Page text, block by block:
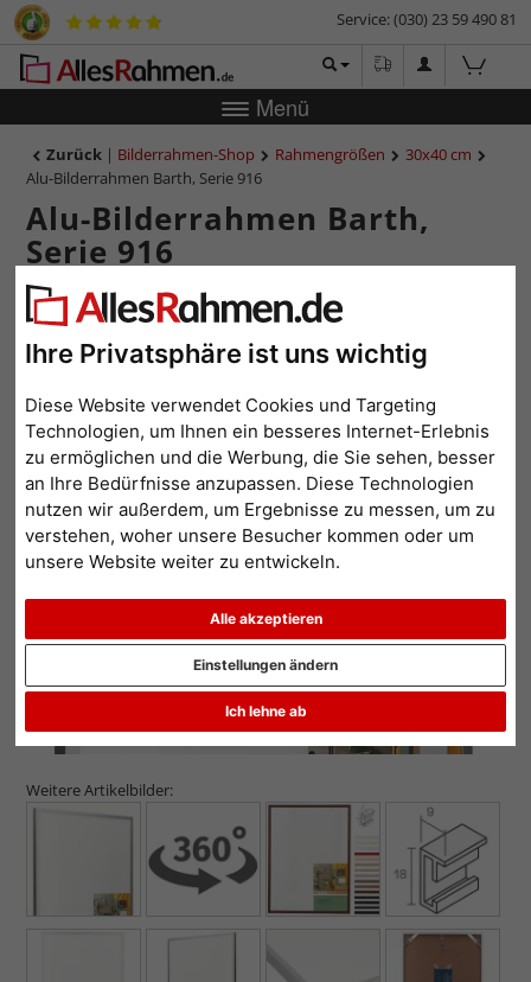
Ihre Privatsphäre ist uns wichtig
Diese Website verwendet Cookies und Targeting
Technologien, um Ihnen ein besseres Internet-Erlebnis
zu ermöglichen und die Werbung, die Sie sehen, besser
an Ihre Bedürfnisse anzupassen. Diese Technologien
nutzen wir außerdem, um Ergebnisse zu messen, um zu
verstehen, woher unsere Besucher kommen oder um
unsere Website weiter zu entwickeln.
Alle akzeptieren
Ich lehne ab
Einstellungen ändern
Service: (030) 23 59 490 81
Menü
Zurück | Bilderrahmen-Shop Rahmengrößen
30x40 cm
Alu-Bilderrahmen Barth, Serie 916
Alu-Bilderrahmen Barth,
Serie 916
Zurück
Weitere Artikelbilder: